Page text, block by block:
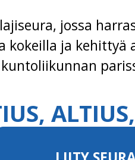
jossa
kokeilla ja